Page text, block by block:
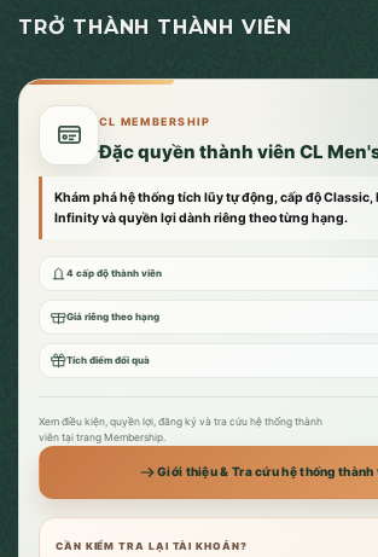
TRỞ THÀNH THÀNH VIÊN
CL MEMBERSHIP
Đặc quyền thành viên CL
Khám phá hệ thống tích lũy tự động, cấp độ Classic,
Infinity và quyền lợi dành riêng theo từng hạng.
4 cấp độ thành viên
Giá riêng theo hạng
Tích điểm đổi quà
Xem điều kiện, quyền lợi, đăng ký và tra cứu hệ thống thành
viên tại trang Membership.
Giới thiệu & Tra cứu hệ thống thành
CẦN KIỂM TRA LẠI TÀI KHOẢN?